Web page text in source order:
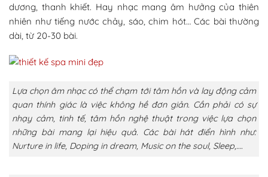
dương, thanh khiết. Hay nhạc mang âm hưởng của thiên
nhiên như tiếng nước chảy, sáo, chim hót… Các bài thường
dài, từ 20-30 bài.
Lựa chọn âm nhạc có thể chạm tới tâm hồn và lay động cảm
quan thính giác là việc không hề đơn giản. Cần phải có sự
nhạy cảm, tinh tế, tâm hồn nghệ thuật trong việc lựa chọn
những bài mang lại hiệu quả. Các bài hát điển hình như:
Nurture in life, Doping in dream, Music on the soul, Sleep,….